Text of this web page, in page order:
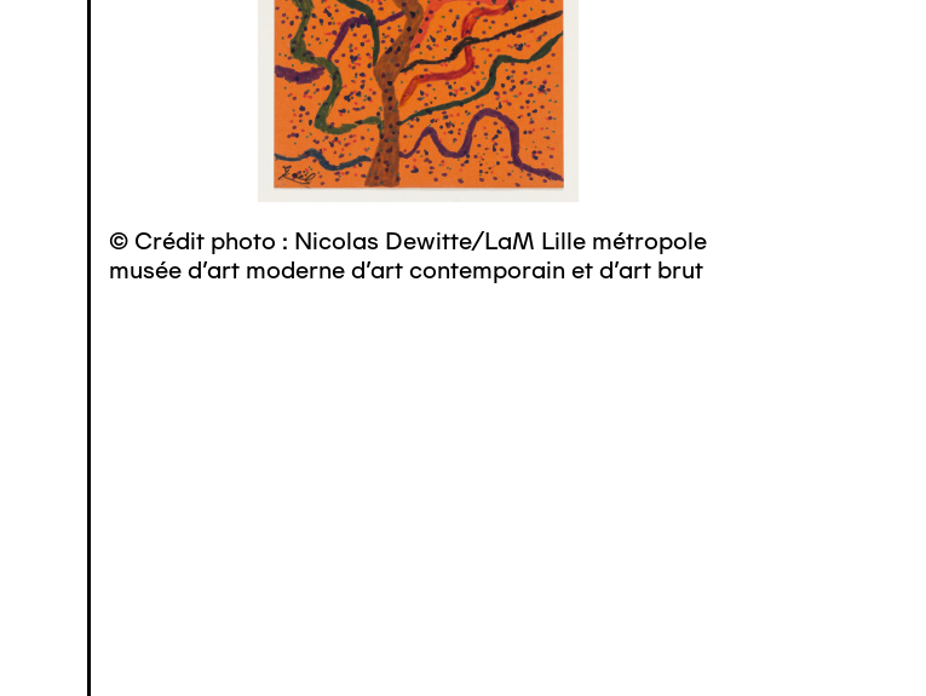
© Crédit photo : Nicolas Dewitte/LaM Lille métropole
musée d’art moderne d’art contemporain et d’art brut